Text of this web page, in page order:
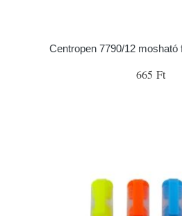
Centropen 7790/12 mosható
665 Ft